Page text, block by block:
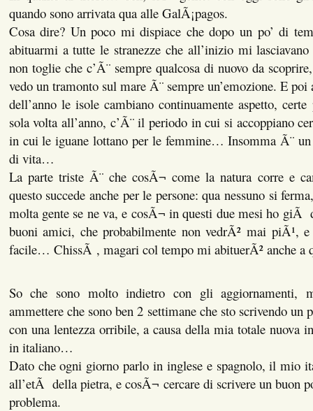
quando sono arrivata qua alle GalÃ¡pagos.
Cosa dire? Un poco mi dispiace che dopo un po’ di
abituarmi a tutte le stranezze che all’inizio mi
non toglie che c’Ã¨ sempre qualcosa di nuovo da
vedo un tramonto sul mare Ã¨ sempre un’emozione. E poi
dell’anno le isole cambiano continuamente aspetto,
sola volta all’anno, c’Ã¨ il periodo in cui si accoppiano
in cui le iguane lottano per le femmine… Insomma Ã¨
di vita…
La parte triste Ã¨ che cosÃ¬ come la natura corre e
questo succede anche per le persone: qua nessuno si
molta gente se ne va, e cosÃ¬ in questi due mesi ho giÃ
buoni amici, che probabilmente non vedrÃ² mai piÃ¹,
facile… ChissÃ , magari col tempo mi abituerÃ² anche a
So che sono molto indietro con gli
ammettere che sono ben 2 settimane che sto scrivendo un
con una lentezza orribile, a causa della mia totale nuova
in italiano…
Dato che ogni giorno parlo in inglese e spagnolo, il mio
all’etÃ della pietra, e cosÃ¬ cercare di scrivere un buon
problema.